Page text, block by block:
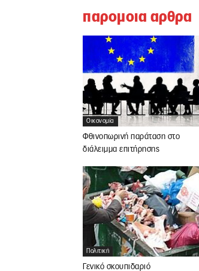
παρομοια αρθρα
Οικονομία
Φθινοπωρινή παράταση στο
διάλειμμα επιτήρησης
Πολιτική
Γενικό σκουπιδαριό